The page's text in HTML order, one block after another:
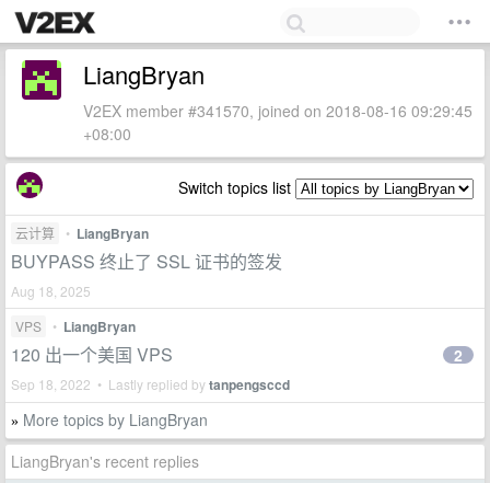
LiangBryan
V2EX member #341570, joined on 2018-08-16 09:29:45
+08:00
Switch topics list
云计算 • LiangBryan
BUYPASS 终止了 SSL 证书的签发
Aug 18, 2025
VPS
• LiangBryan
120 出一个美国 VPS
Sep 18, 2022 • Lastly replied bytanpengsccd
2
» More topics by LiangBryan
LiangBryan's recent replies